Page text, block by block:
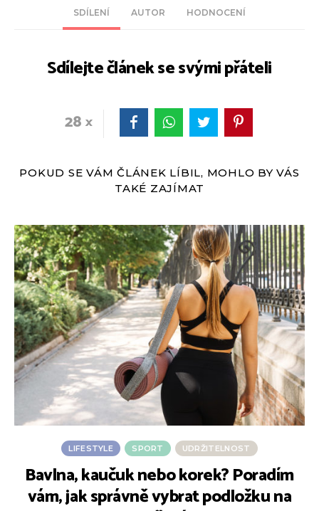
SDÍLENÍ AUTOR HODNOCENÍ
Sdílejte článek se svými přáteli
28
POKUD SE VÁM ČLÁNEK LÍBIL, MOHLO BY VÁS
TAKÉ ZAJÍMAT
LIFESTYLE SPORT UDRŽITELNOST
Bavlna, kaučuk nebo korek? Poradím
vám, jak správně vybrat podložku na